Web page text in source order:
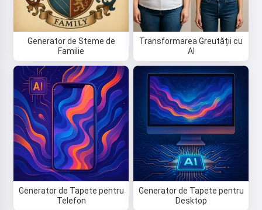
Generator de Steme de
Familie
Transformarea Greutății cu
AI
Generator de Tapete pentru
Telefon
Generator de Tapete pentru
Desktop